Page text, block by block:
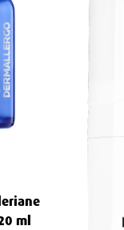
Concentrate er
av talg
ml